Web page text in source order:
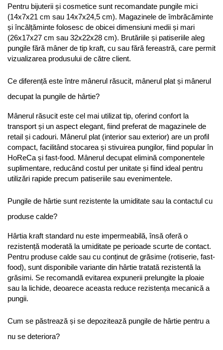
Pentru bijuterii și cosmetice sunt recomandate pungile mici
(14x7x21 cm sau 14x7x24,5 cm). Magazinele de îmbrăcăminte
și încălțăminte folosesc de obicei dimensiuni medii și mari
(26x17x27 cm sau 32x22x28 cm). Brutăriile și patiseriile aleg
pungile fără mâner de tip kraft, cu sau fără fereastră, care permit
vizualizarea produsului de către client.
Ce diferență este între mânerul răsucit, mânerul plat și mânerul
decupat la pungile de hârtie?
Mânerul răsucit este cel mai utilizat tip, oferind confort la
transport și un aspect elegant, fiind preferat de magazinele de
retail și cadouri. Mânerul plat (interior sau exterior) are un profil
compact, facilitând stocarea și stivuirea pungilor, fiind popular în
HoReCa și fast-food. Mânerul decupat elimină componentele
suplimentare, reducând costul per unitate și fiind ideal pentru
utilizări rapide precum patiseriile sau evenimentele.
Pungile de hârtie sunt rezistente la umiditate sau la contactul cu
produse calde?
Hârtia kraft standard nu este impermeabilă, însă oferă o
rezistență moderată la umiditate pe perioade scurte de contact.
Pentru produse calde sau cu conținut de grăsime (rotiserie, fast-
food), sunt disponibile variante din hârtie tratată rezistentă la
grăsimi. Se recomandă evitarea expunerii prelungite la ploaie
sau la lichide, deoarece aceasta reduce rezistența mecanică a
pungii.
Cum se păstrează și se depozitează pungile de hârtie pentru a
nu se deteriora?